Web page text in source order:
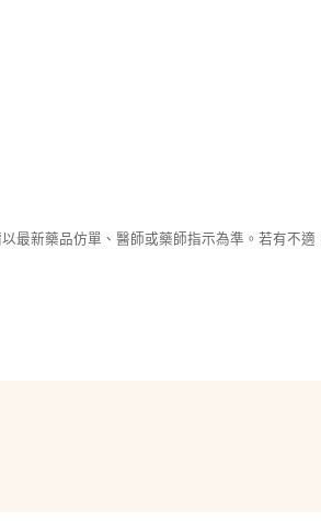
最新藥品仿單、醫師或藥師指示為準。若有不適